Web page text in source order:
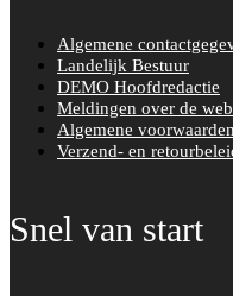
Algemene
Landelijk Bestuur
DEMO Hoofdredactie
Meldingen over de
Algemene voorwaarden
Verzend- en
Snel van start